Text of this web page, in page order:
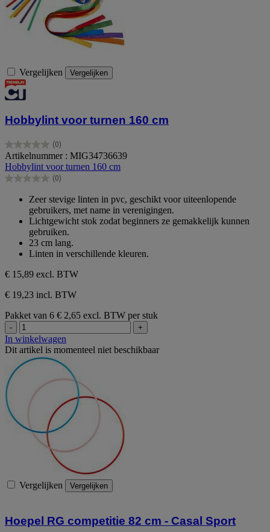
Vergelijken Vergelijken
Hobbylint voor turnen 160 cm
(0)
0.0
van
de
5
Artikelnummer : MIG34736639
Hobbylint voor turnen 160 cm
(0)
0.0
sterren.
Zeer stevige linten in pvc, geschikt voor uiteenlopende
gebruikers, met name in verenigingen.
Lichtgewicht stok zodat beginners ze gemakkelijk kunnen
gebruiken.
23 cm lang.
Linten in verschillende kleuren.
€ 15,89 excl. BTW
€ 19,23 incl. BTW
Pakket van 6 € 2,65 excl. BTW per stuk
- +
In winkelwagen
Dit artikel is momenteel niet beschikbaar
Vergelijken Vergelijken
Hoepel RG competitie 82 cm - Casal Sport